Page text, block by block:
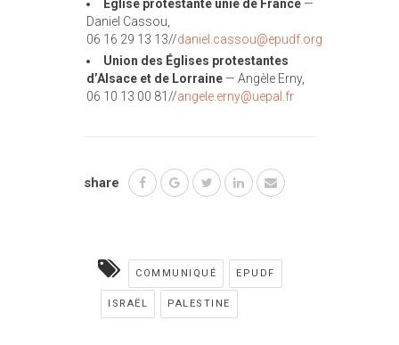
Église protestante unie de France —
Daniel Cassou,
06 16 29 13 13//daniel.cassou@epudf.org
Union des Églises protestantes
d’Alsace et de Lorraine — Angèle Erny,
06 10 13 00 81//angele.erny@uepal.fr
share
COMMUNIQUÉ EPUDF
ISRAËL PALESTINE